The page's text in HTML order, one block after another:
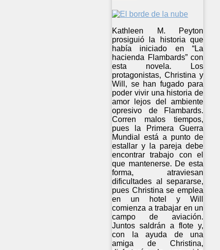
Kathleen M. Peyton
prosiguió la historia que
había iniciado en “La
hacienda Flambards” con
esta novela. Los
protagonistas, Christina y
Will, se han fugado para
poder vivir una historia de
amor lejos del ambiente
opresivo de Flambards.
Corren malos tiempos,
pues la Primera Guerra
Mundial está a punto de
estallar y la pareja debe
encontrar trabajo con el
que mantenerse. De esta
forma, atraviesan
dificultades al separarse,
pues Christina se emplea
en un hotel y Will
comienza a trabajar en un
campo de aviación.
Juntos saldrán a flote y,
con la ayuda de una
amiga de Christina,